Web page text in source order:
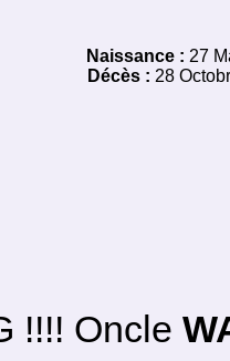
Naissance : 27
Décès : 28
!!!! Oncle